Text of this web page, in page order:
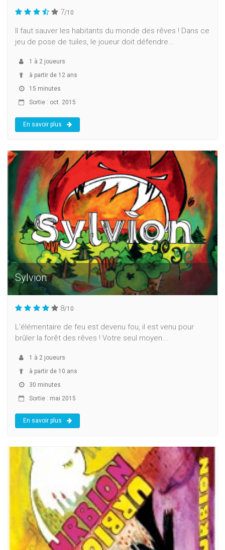
7/10
Il faut sauver les habitants du monde des rêves ! Dans ce
jeu de pose de tuiles, le joueur doit défendre...
1 à 2 joueurs
à partir de 12 ans
15 minutes
Sortie : oct. 2015
En savoir plus
Sylvion
8/10
L'élémentaire de feu est devenu fou, il est venu pour
brûler la forêt des rêves ! Votre seul moyen...
1 à 2 joueurs
à partir de 10 ans
30 minutes
Sortie : mai 2015
En savoir plus